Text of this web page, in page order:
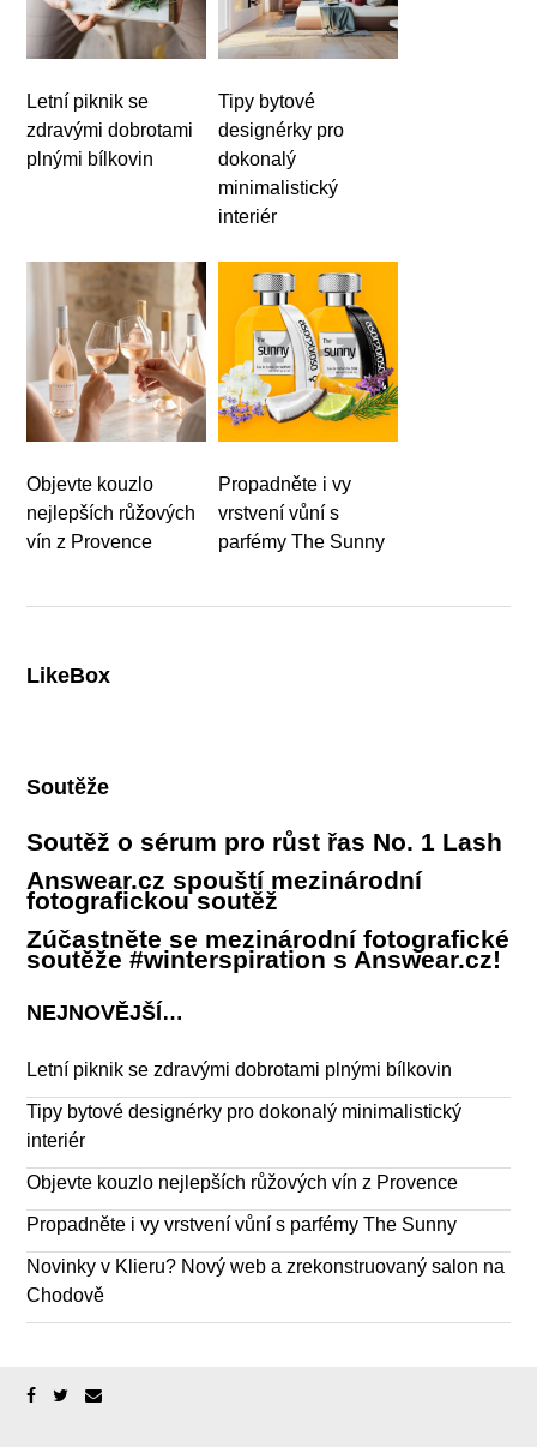
Letní piknik se
zdravými dobrotami
plnými bílkovin
Tipy bytové
designérky pro
dokonalý
minimalistický
interiér
Objevte kouzlo
nejlepších růžových
vín z Provence
Propadněte i vy
vrstvení vůní s
parfémy The Sunny
LikeBox
Soutěže
Soutěž o sérum pro růst řas No. 1 Lash
Answear.cz spouští mezinárodní
fotografickou soutěž
Zúčastněte se mezinárodní fotografické
soutěže #winterspiration s Answear.cz!
NEJNOVĚJŠÍ…
Letní piknik se zdravými dobrotami plnými bílkovin
Tipy bytové designérky pro dokonalý minimalistický
interiér
Objevte kouzlo nejlepších růžových vín z Provence
Propadněte i vy vrstvení vůní s parfémy The Sunny
Novinky v Klieru? Nový web a zrekonstruovaný salon na
Chodově